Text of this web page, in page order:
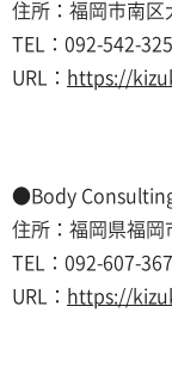
住所：福岡市南
TEL：092-542-
URL： https://
●Body
住所：福岡県福岡
TEL：092-607-
URL： https://